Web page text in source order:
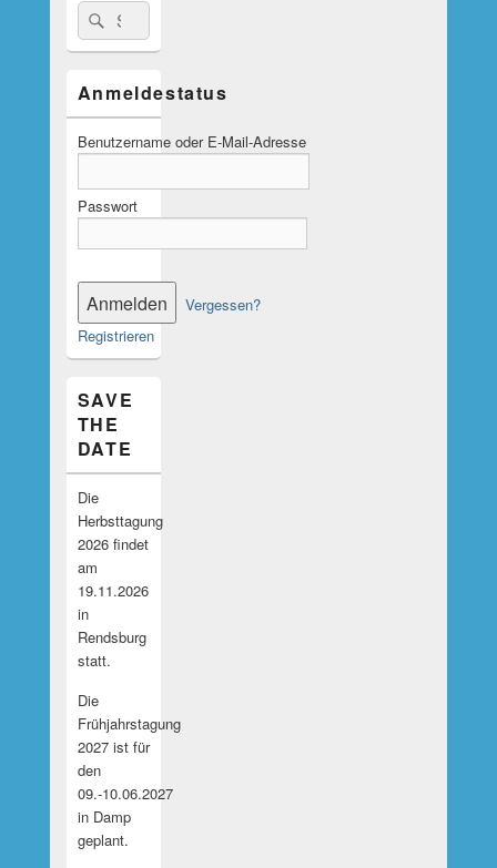
Suche
nach:
Suchen
Anmeldestatus
Benutzername oder E-Mail-Adresse
Passwort
Vergessen?
Registrieren
SAVE
THE
DATE
Die
Herbsttagung
2026 findet
am
19.11.2026
in
Rendsburg
statt.
Die
Frühjahrstagung
2027 ist für
den
09.-10.06.2027
in Damp
geplant.